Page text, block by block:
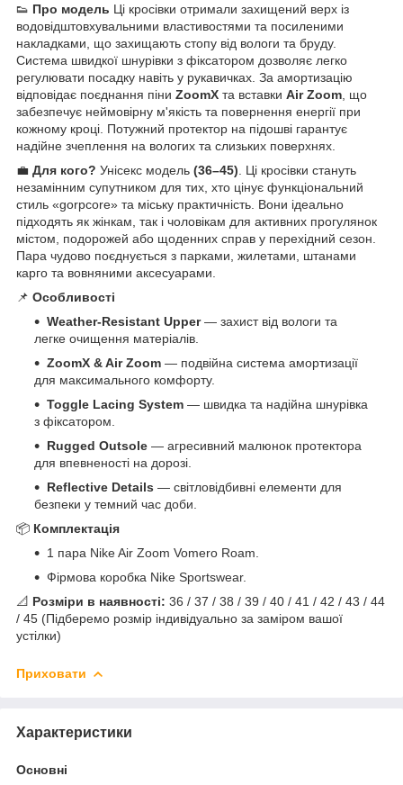
👟 Про модель Ці кросівки отримали захищений верх із
водовідштовхувальними властивостями та посиленими
накладками, що захищають стопу від вологи та бруду.
Система швидкої шнурівки з фіксатором дозволяє легко
регулювати посадку навіть у рукавичках. За амортизацію
відповідає поєднання піни ZoomX та вставки Air Zoom , що
забезпечує неймовірну м'якість та повернення енергії при
кожному кроці. Потужний протектор на підошві гарантує
надійне зчеплення на вологих та слизьких поверхнях.
💼 Для кого? Унісекс модель (36–45) . Ці кросівки стануть
незамінним супутником для тих, хто цінує функціональний
стиль «gorpcore» та міську практичність. Вони ідеально
підходять як жінкам, так і чоловікам для активних прогулянок
містом, подорожей або щоденних справ у перехідний сезон.
Пара чудово поєднується з парками, жилетами, штанами
карго та вовняними аксесуарами.
📌 Особливості
Weather-Resistant Upper— захист від вологи та
легке очищення матеріалів.
ZoomX & Air Zoom — подвійна система амортизації
для максимального комфорту.
Toggle Lacing System — швидка та надійна шнурівка
з фіксатором.
Rugged Outsole — агресивний малюнок протектора
для впевненості на дорозі.
Reflective Details — світловідбивні елементи для
безпеки у темний час доби.
📦 Комплектація
1 пара Nike Air Zoom Vomero Roam.
Фірмова коробка Nike Sportswear.
📐 Розміри в наявності: 36 / 37 / 38 / 39 / 40 / 41 / 42 / 43 / 44
/ 45 (Підберемо розмір індивідуально за заміром вашої
устілки)
Приховати
Характеристики
Основні